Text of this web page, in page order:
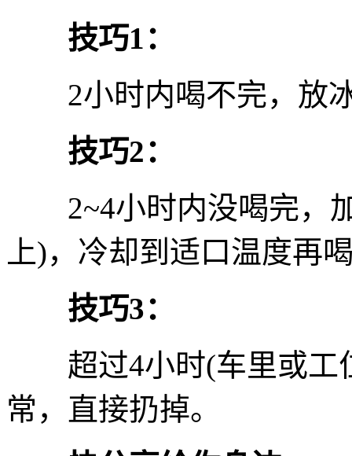
技巧1：
2小时内喝不完，放
技巧2：
2~4小时内没喝完，
上)，冷却到适口温度再
技巧3：
超过4小时(车里或工
常，直接扔掉。